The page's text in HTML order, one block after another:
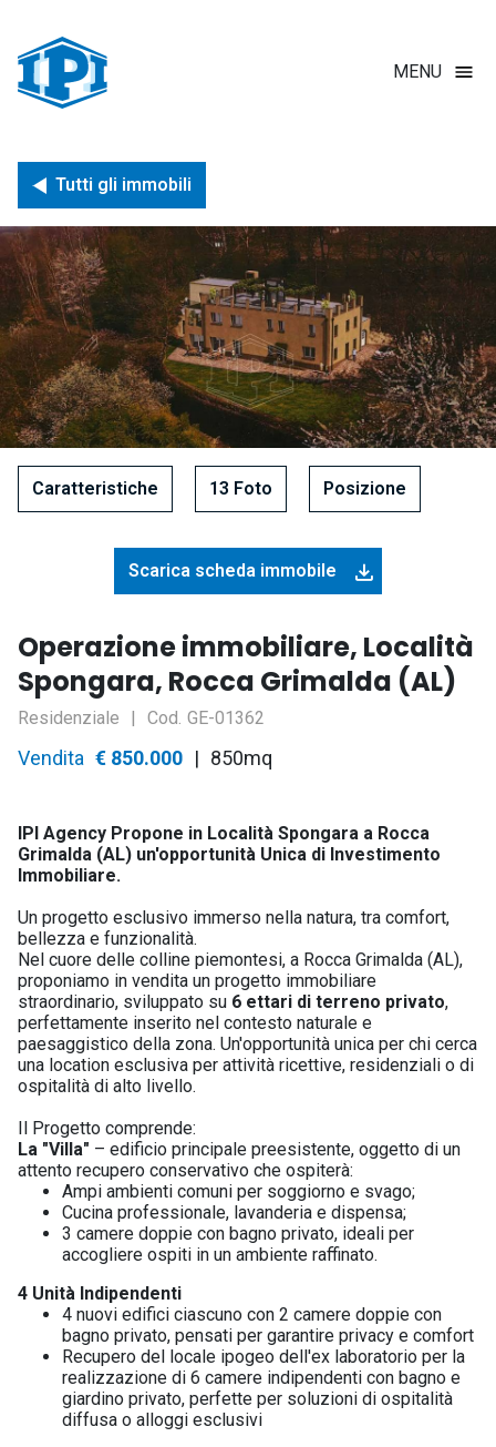
contenuto
principale
MENU
Briciole di pane
Tutti gli immobili
Caratteristiche 13 Foto Posizione
Scarica scheda immobile
Operazione immobiliare, Località
Spongara, Rocca Grimalda (AL)
Asset
Residenziale Cod. GE-01362
Vendita Prezzo
€ 850.000 850mq
IPI Agency Propone in Località Spongara a Rocca
Grimalda (AL) un'opportunità Unica di Investimento
Immobiliare.
Un progetto esclusivo immerso nella natura, tra comfort,
bellezza e funzionalità.
Nel cuore delle colline piemontesi, a Rocca Grimalda (AL),
proponiamo in vendita un progetto immobiliare
straordinario, sviluppato su 6 ettari di terreno privato,
perfettamente inserito nel contesto naturale e
paesaggistico della zona. Un'opportunità unica per chi cerca
una location esclusiva per attività ricettive, residenziali o di
ospitalità di alto livello.
Il Progetto comprende:
La "Villa" – edificio principale preesistente, oggetto di un
attento recupero conservativo che ospiterà:
Ampi ambienti comuni per soggiorno e svago;
Cucina professionale, lavanderia e dispensa;
3 camere doppie con bagno privato, ideali per
accogliere ospiti in un ambiente raffinato.
4 Unità Indipendenti
4 nuovi edifici ciascuno con 2 camere doppie con
bagno privato, pensati per garantire privacy e comfort
Recupero del locale ipogeo dell'ex laboratorio per la
realizzazione di 6 camere indipendenti con bagno e
giardino privato, perfette per soluzioni di ospitalità
diffusa o alloggi esclusivi